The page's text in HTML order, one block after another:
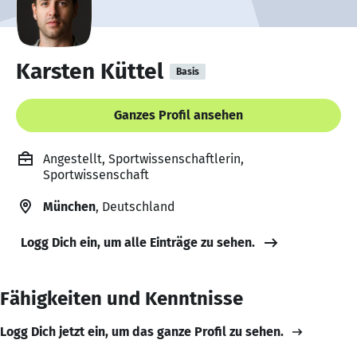
Karsten Küttel Basis
Ganzes Profil ansehen
Angestellt, Sportwissenschaftlerin,
Sportwissenschaft
München, Deutschland
Logg Dich ein, um alle Einträge zu sehen.
Fähigkeiten und Kenntnisse
Logg Dich jetzt ein, um das ganze Profil zu sehen.